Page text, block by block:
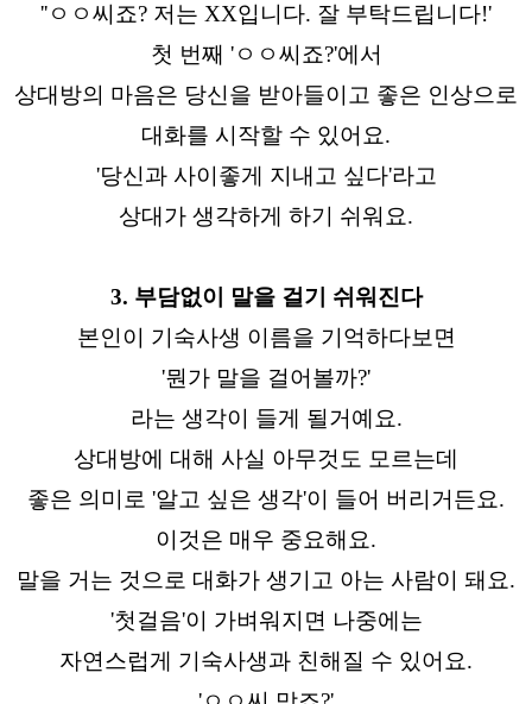
''ㅇㅇ씨죠? 저는 XX입니다. 잘 부탁드립니다!'
첫 번째 'ㅇㅇ씨죠?'에서
상대방의 마음은 당신을 받아들이고 좋은 인상으로
대화를 시작할 수 있어요.
'당신과 사이좋게 지내고 싶다'라고
상대가 생각하게 하기 쉬워요.
3. 부담없이 말을 걸기 쉬워진다
본인이 기숙사생 이름을 기억하다보면
'뭔가 말을 걸어볼까?'
라는 생각이 들게 될거예요.
상대방에 대해 사실 아무것도 모르는데
좋은 의미로 '알고 싶은 생각'이 들어 버리거든요.
이것은 매우 중요해요.
말을 거는 것으로 대화가 생기고 아는 사람이 돼요.
'첫걸음'이 가벼워지면 나중에는
자연스럽게 기숙사생과 친해질 수 있어요.